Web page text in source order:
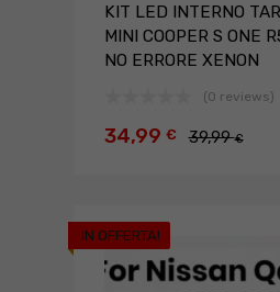
KIT LED INTERNO
MINI COOPER S ONE
NO ERRORE XENON
(0 reviews)
39,99€
34,99 €
IN OFFERTA!